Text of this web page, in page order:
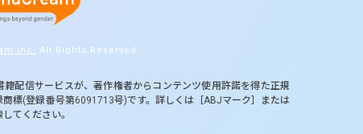
Inc. All Rights Reserved.
配信サービスが、著作権者からコンテンツ使用許諾を得た正規
標(登録番号第6091713号)です。詳しくは［ABJマーク］または
てください。